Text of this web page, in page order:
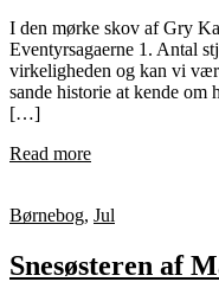
I den mørke skov af Gry
Eventyrsagaerne 1. Antal
virkeligheden og kan vi
sande historie at kende
[…]
Read more
Børnebog, Jul
Snesøsteren af